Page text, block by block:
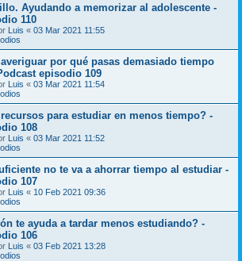
Ayudando a memorizar al adolescente -
110
Luis « 03 Mar 2021 11:55
por qué pasas demasiado tiempo
episodio 109
Luis « 03 Mar 2021 11:54
para estudiar en menos tiempo? -
108
Luis « 03 Mar 2021 11:52
no te va a ahorrar tiempo al estudiar -
107
Luis « 10 Feb 2021 09:36
te ayuda a tardar menos estudiando? -
106
Luis « 03 Feb 2021 13:28